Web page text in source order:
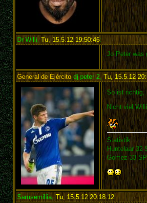
Dr Willi ,Tu, 15.5.12 19:50:46:
Jo Peter was
General de Ejércitodj peter 2,Tu, 15.5.12
So ist richtig,
Nicht viel
Statistik:
Huntelaar 32
Gomez 33
Samsemillia,Tu, 15.5.12 20:18:12: